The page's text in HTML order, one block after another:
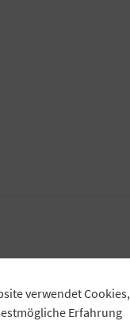
verwendet Cookies,
Erfahrung